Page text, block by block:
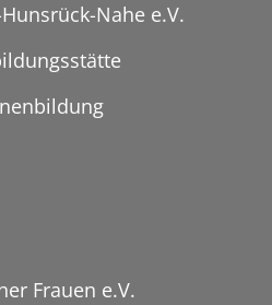
Nahe e.V.
Frauen e.V.